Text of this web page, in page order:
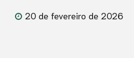
20 de fevereiro de 2026